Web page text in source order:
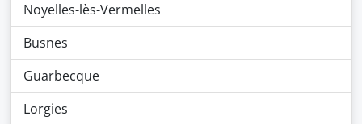
Noyelles-lès-Vermelles
Busnes
Guarbecque
Lorgies